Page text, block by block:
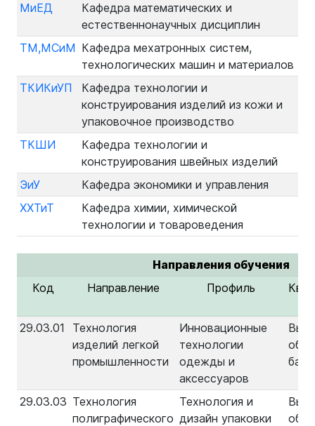
МиЕД
Кафедра математических и
естественнонаучных дисциплин
ТМ,МСиМ Кафедра мехатронных систем,
технологических машин и материалов
ТКИКиУП
Кафедра технологии и
конструирования изделий из кожи и
упаковочное производство
ТКШИ
Кафедра технологии и
конструирования швейных изделий
ЭиУ
Кафедра экономики и управления
ХХТиТ
Кафедра химии, химической
технологии и товароведения
Направления обучения
Код
Направление Профиль
29.03.01
Технология
изделий легкой
промышленности
Инновационные
технологии
одежды и
аксессуаров
29.03.03 Технология
полиграфического
Технология и
дизайн упаковки